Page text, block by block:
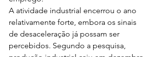
A atividade industrial encerrou o ano
relativamente forte, embora os sinais
de desaceleração já possam ser
percebidos. Segundo a pesquisa,